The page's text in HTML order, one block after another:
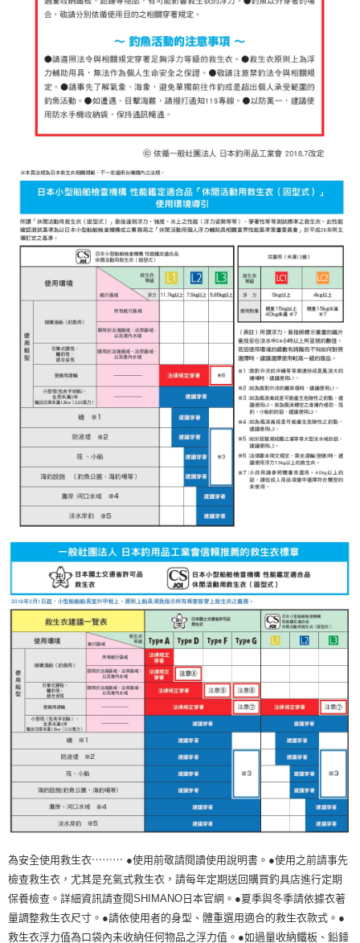
為安全使用救生衣⋯⋯⋯ ●使用前敬請閱讀使用說明書。●使用之前請事先
檢查救生衣，尤其是充氣式救生衣，請每年定期送回購買釣具店進行定期
保養檢查。詳細資訊請查閱SHIMANO日本官網。●夏季與冬季請依據衣著
量調整救生衣尺寸。●請依使用者的身型、體重選用適合的救生衣款式。●
救生衣浮力值為口袋內未收納任何物品之浮力值。●如過量收納鐵板、鉛錘